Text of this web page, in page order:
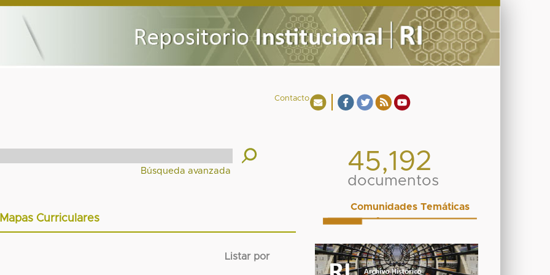
Contacto
45,192
documentos
Curriculares
Listar por
Comunidades Temáticas